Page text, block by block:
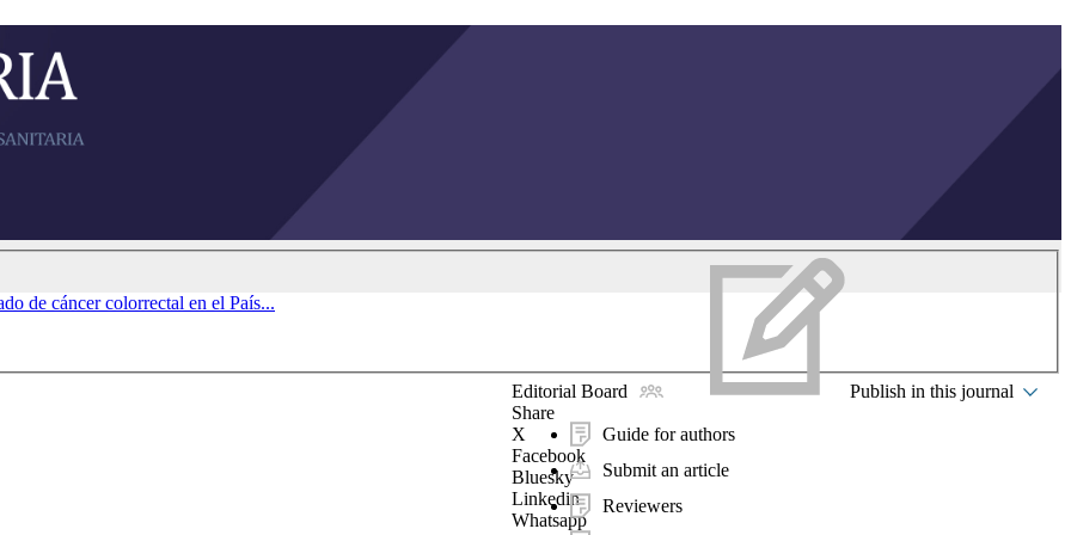
Editorial Board Publish in this journal
Guide for authors
Submit an article
Reviewers
Share
X
Facebook
Bluesky
Linkedin
Whatsapp
de cáncer colorrectal en el País...